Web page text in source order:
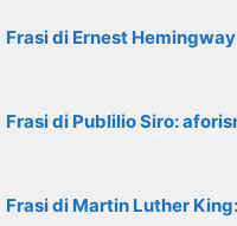
Frasi di Ernest
Frasi di Publilio Siro:
Frasi di Martin Luther